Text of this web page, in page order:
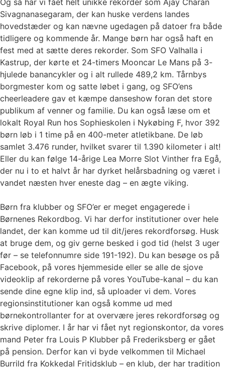
Sivagnanasegaram, der kan huske verdens landes
hovedstæder og kan nævne ugedagen på datoer fra både
tidligere og kommende år. Mange børn har også haft en
fest med at sætte deres rekorder. Som SFO Valhalla i
Kastrup, der kørte et 24-timers Mooncar Le Mans på 3-
hjulede banancykler og i alt rullede 489,2 km. Tårnbys
borgmester kom og satte løbet i gang, og SFO’ens
cheerleadere gav et kæmpe danseshow foran det store
publikum af venner og familie. Du kan også læse om et
lokalt Royal Run hos Sophieskolen i Nykøbing F, hvor 392
børn løb i 1 time på en 400-meter atletikbane. De løb
samlet 3.476 runder, hvilket svarer til 1.390 kilometer i alt!
Eller du kan følge 14-årige Lea Morre Slot Vinther fra Egå,
der nu i to et halvt år har dyrket helårsbadning og været i
vandet næsten hver eneste dag – en ægte viking.
Børn fra klubber og SFO’er er meget engagerede i
Børnenes Rekordbog. Vi har derfor institutioner over hele
landet, der kan komme ud til dit/jeres rekordforsøg. Husk
at bruge dem, og giv gerne besked i god tid (helst 3 uger
før – se telefonnumre side 191-192). Du kan besøge os på
Facebook, på vores hjemmeside eller se alle de sjove
videoklip af rekorderne på vores YouTube-kanal – du kan
sende dine egne klip ind, så uploader vi dem. Vores
regionsinstitutioner kan også komme ud med
børnekontrollanter for at overvære jeres rekordforsøg og
skrive diplomer. I år har vi fået nyt regionskontor, da vores
mand Peter fra Louis P Klubber på Frederiksberg er gået
på pension. Derfor kan vi byde velkommen til Michael
Burrild fra Kokkedal Fritidsklub – en klub, der har tradition